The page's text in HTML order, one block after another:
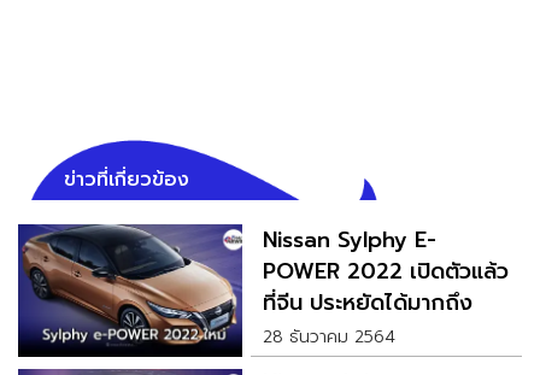
ข่าวที่เกี่ยวข้อง
Nissan Sylphy E-
POWER 2022 เปิดตัวแล้ว
ที่จีน ประหยัดได้มากถึง
25.6 กม./ลิตร
28 ธันวาคม 2564